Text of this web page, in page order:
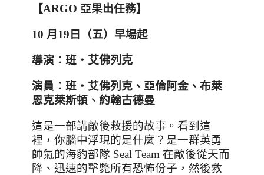
【ARGO 亞果出任務】
10 月 19 日（五）早場起
導演： 班‧ 艾佛列克
演員： 班‧ 艾佛列克、亞倫阿金、布萊
恩克萊斯頓、約翰古德曼
這是一部講敵後救援的故事 。看到這
裡，你腦中浮現的是什麼？是一群英勇
帥氣的海豹部隊 Seal Team 在敵後從天而
降、迅速的擊斃所有恐怖份子，然後救